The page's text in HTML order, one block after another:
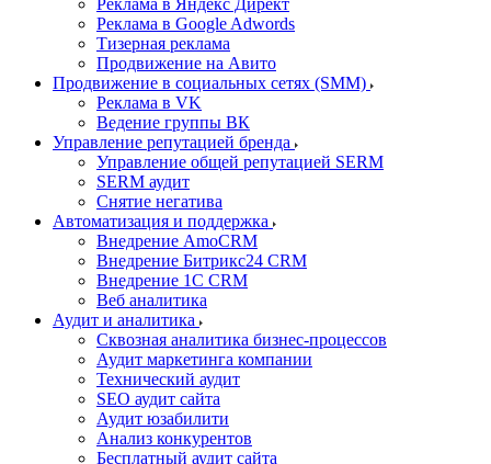
Реклама в Яндекс Директ
Реклама в Google Adwords
Тизерная реклама
Продвижение на Авито
Продвижение в социальных сетях (SMM)
Реклама в VK
Ведение группы ВК
Управление репутацией бренда
Управление общей репутацией SERM
SERM аудит
Снятие негатива
Автоматизация и поддержка
Внедрение AmoCRM
Внедрение Битрикс24 CRM
Внедрение 1C CRM
Веб аналитика
Аудит и аналитика
Сквозная аналитика бизнес-процессов
Аудит маркетинга компании
Технический аудит
SEO аудит сайта
Аудит юзабилити
Анализ конкурентов
Бесплатный аудит сайта